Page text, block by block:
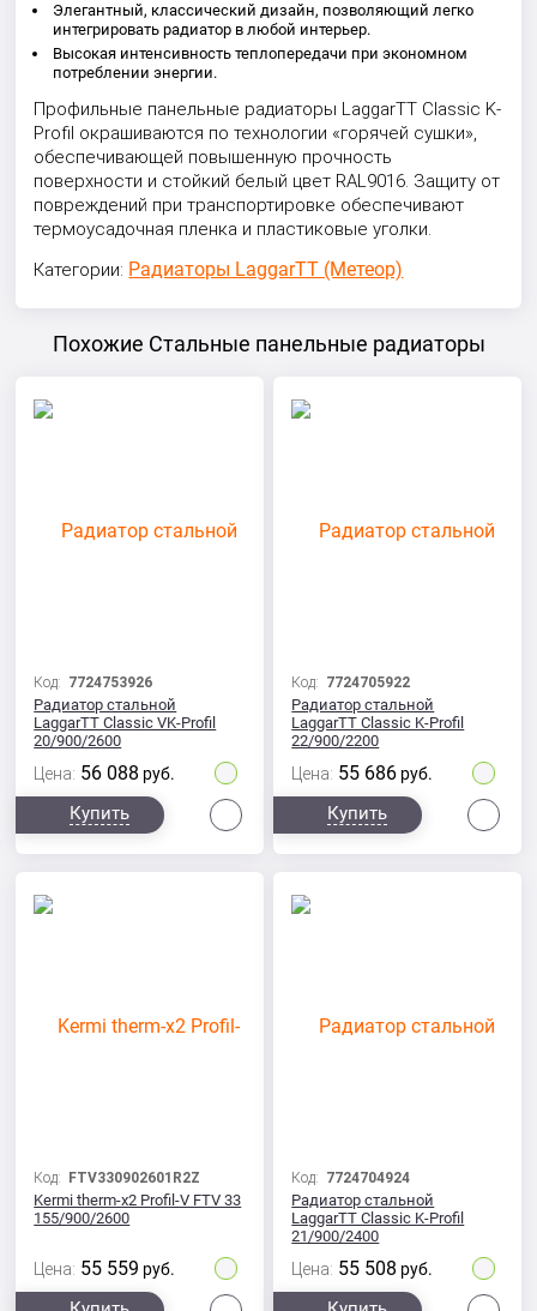
Элегантный, классический дизайн, позволяющий легко
интегрировать радиатор в любой интерьер.
Высокая интенсивность теплопередачи при экономном
потреблении энергии.
Профильные панельные радиаторы LaggarTT Classic K-
Profil окрашиваются по технологии «горячей сушки»,
обеспечивающей повышенную прочность
поверхности и стойкий белый цвет RAL9016. Защиту от
повреждений при транспортировке обеспечивают
термоусадочная пленка и пластиковые уголки.
Категории: Радиаторы LaggarTT (Метеор)
Похожие Стальные панельные радиаторы
Код: 7724753926
Радиатор стальной
LaggarTT Classic VK-Profil
20/900/2600
Цена: 56 088 руб.
Купить
Код: 7724705922
Радиатор стальной
LaggarTT Classic K-Profil
22/900/2200
Цена: 55 686 руб.
Купить
Код: FTV330902601R2Z
Kermi therm-x2 Profil-V FTV 33
155/900/2600
Цена: 55 559 руб.
Код: 7724704924
Радиатор стальной
LaggarTT Classic K-Profil
21/900/2400
Цена: 55 508 руб.